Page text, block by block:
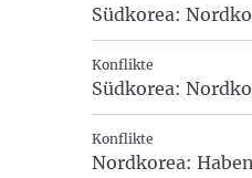
Südkorea:
Konflikte
Südkorea:
Konflikte
Nordkorea: